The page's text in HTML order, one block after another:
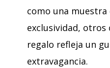
como una
exclusividad, otros
regalo refleja un
extravagancia.